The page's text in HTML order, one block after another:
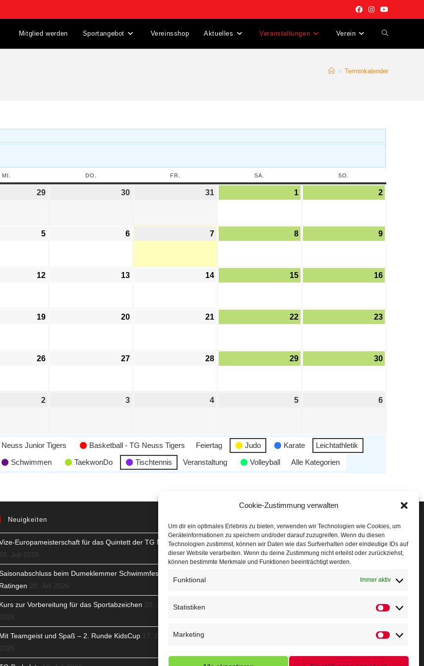
Cookie-Zustimmung verwalten
Um dir ein optimales Erlebnis zu bieten, verwenden wir Technologien wie Cookies, um
Geräteinformationen zu speichern und/oder darauf zuzugreifen. Wenn du diesen
Technologien zustimmst, können wir Daten wie das Surfverhalten oder eindeutige IDs auf
dieser Website verarbeiten. Wenn du deine Zustimmung nicht erteilst oder zurückziehst,
können bestimmte Merkmale und Funktionen beeinträchtigt werden.
Funktional Immer aktiv
Statistiken
Marketing
Mitglied werden Sportangebot Vereinsshop Aktuelles Veranstaltungen Verein
> Terminkalender
MI. DO. FR. SA. SO.
29 30 31 1 2
5 6 7 8 9
12 13 14 15 16
19 20 21 22 23
26 27 28 29 30
2 3 4 5 6
Junior Tigers Basketball - TG Neuss Tigers Feiertag Judo Karate
Leichtathletik
Schwimmen TaekwonDo Tischtennis Veranstaltung Volleyball Alle Kategorien
Neuigkeiten
Europameisterschaft für das Quintett der TG Neuss
28. Juli 2026
beim Dumeklemmer Schwimmfest in
Ratingen 20. Juli 2026
Kurs zur Vorbereitung für das Sportabzeichen 20. Juli
2026
Mit Teamgeist und Spaß – 2. Runde KidsCup 17. Juli
2026
Höffner Run
Schnuppertag
Terminkalender
Nikolaus-Crosslauf
Capoeira Camp